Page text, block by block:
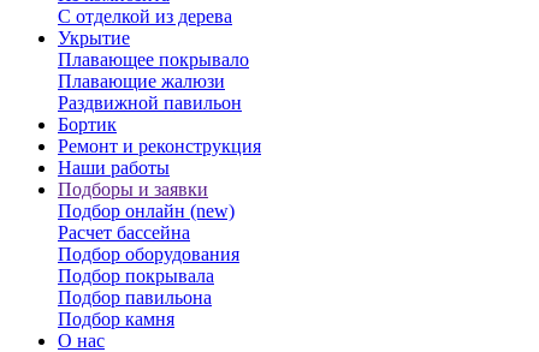
С отделкой из дерева
Укрытие
Плавающее покрывало
Плавающие жалюзи
Раздвижной павильон
Бортик
Ремонт и реконструкция
Наши работы
Подборы и заявки
Подбор онлайн (new)
Расчет бассейна
Подбор оборудования
Подбор покрывала
Подбор павильона
Подбор камня
О нас